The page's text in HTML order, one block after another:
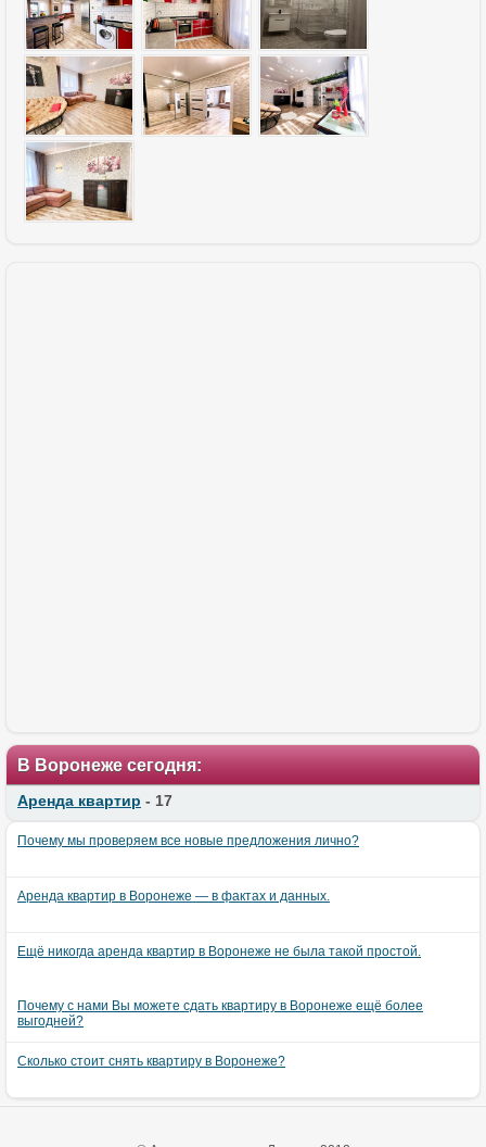
В Воронеже сегодня:
Аренда квартир - 17
Почему мы проверяем все новые предложения лично?
Аренда квартир в Воронеже — в фактах и данных.
Ещё никогда аренда квартир в Воронеже не была такой простой.
Почему с нами Вы можете сдать квартиру в Воронеже ещё более
выгодней?
Сколько стоит снять квартиру в Воронеже?